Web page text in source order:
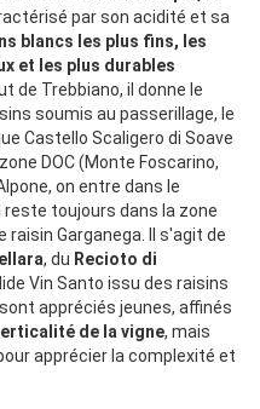
par son acidité et sa
blancs les plus fins, les
et les plus durables
de Trebbiano, il donne le
soumis au passerillage, le
Castello Scaligero di Soave
DOC (Monte Foscarino,
on entre dans le
toujours dans la zone
raisin Garganega. Il s'agit de
, du Recioto di
Vin Santo issu des raisins
appréciés jeunes, affinés
de la vigne, mais
apprécier la complexité et